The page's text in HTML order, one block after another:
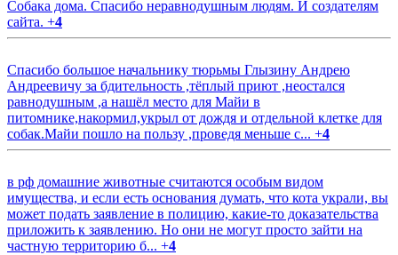
Собака дома. Спасибо неравнодушным людям. И создателям
сайта. +4
Спасибо большое начальнику тюрьмы Глызину Андрею
Андреевичу за бдительность ,тёплый приют ,неостался
равнодушным ,а нашёл место для Майи в
питомнике,накормил,укрыл от дождя и отдельной клетке для
собак.Майи пошло на пользу ,проведя меньше с... +4
в рф домашние животные считаются особым видом
имущества, и если есть основания думать, что кота украли, вы
может подать заявление в полицию, какие-то доказательства
приложить к заявлению. Но они не могут просто зайти на
частную территорию б... +4